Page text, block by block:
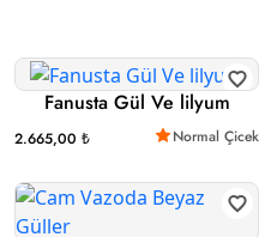
Fanusta Gül Ve lilyum
2.665,00 ₺ Normal Çicek